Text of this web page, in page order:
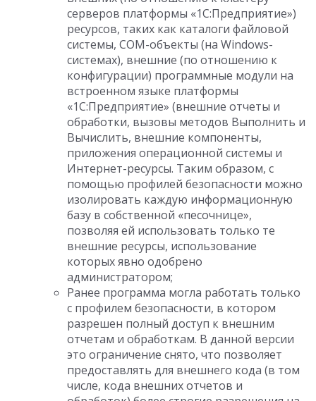
серверов платформы «1С:Предприятие»)
ресурсов, таких как каталоги файловой
системы, COM-объекты (на Windows-
системах), внешние (по отношению к
конфигурации) программные модули на
встроенном языке платформы
«1С:Предприятие» (внешние отчеты и
обработки, вызовы методов Выполнить и
Вычислить, внешние компоненты,
приложения операционной системы и
Интернет-ресурсы. Таким образом, с
помощью профилей безопасности можно
изолировать каждую информационную
базу в собственной «песочнице»,
позволяя ей использовать только те
внешние ресурсы, использование
которых явно одобрено
администратором;
Ранее программа могла работать только
с профилем безопасности, в котором
разрешен полный доступ к внешним
отчетам и обработкам. В данной версии
это ограничение снято, что позволяет
предоставлять для внешнего кода (в том
числе, кода внешних отчетов и